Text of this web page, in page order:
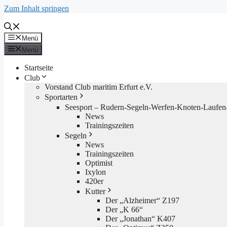
Zum Inhalt springen
Menü
Menü
Startseite
Club
Vorstand Club maritim Erfurt e.V.
Sportarten
Seesport – Rudern-Segeln-Werfen-Knoten-
News
Trainingszeiten
Segeln
News
Trainingszeiten
Optimist
Ixylon
420er
Kutter
Der „Alzheimer“ Z197
Der „K 66“
Der „Jonathan“ K407